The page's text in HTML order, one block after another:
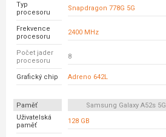
Typ
procesoru
Snapdragon 778G 5G
Frekvence
procesoru
2400 MHz
Počet jader
procesoru
8
Grafický chip Adreno 642L
Paměť Samsung Galaxy A52s 5G
Uživatelská
paměť
128 GB